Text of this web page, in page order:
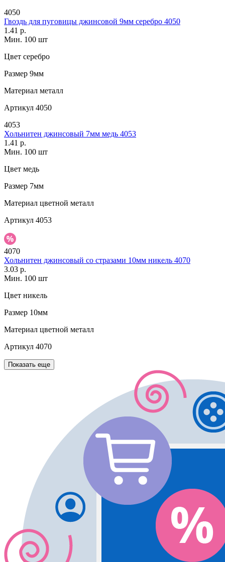
4050
Гвоздь для пуговицы джинсовой 9мм серебро 4050
1.41 р.
Мин. 100 шт
Цвет серебро
Размер 9мм
Материал металл
Артикул 4050
4053
Хольнитен джинсовый 7мм медь 4053
1.41 р.
Мин. 100 шт
Цвет медь
Размер 7мм
Материал цветной металл
Артикул 4053
4070
Хольнитен джинсовый со стразами 10мм никель 4070
3.03 р.
Мин. 100 шт
Цвет никель
Размер 10мм
Материал цветной металл
Артикул 4070
Показать еще